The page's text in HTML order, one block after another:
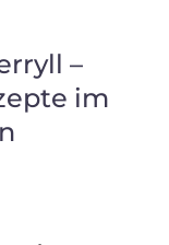
–
im